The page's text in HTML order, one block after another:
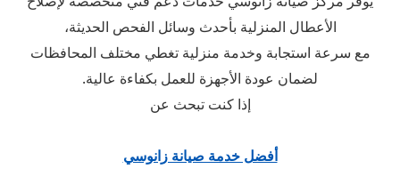
الأعطال المنزلية بأحدث وسائل الفحص الحديثة،
مع سرعة استجابة وخدمة منزلية تغطي مختلف المحافظات
لضمان عودة الأجهزة للعمل بكفاءة عالية.
إذا كنت تبحث عن
أفضل خدمة صيانة زانوسي